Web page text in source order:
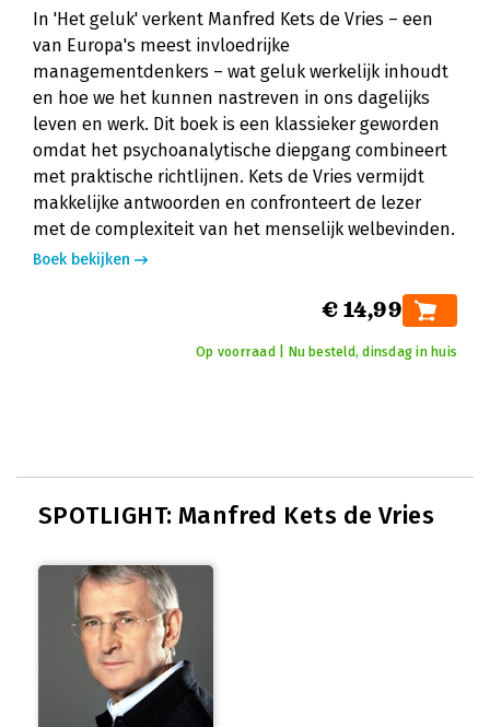
In 'Het geluk' verkent Manfred Kets de Vries – een
van Europa's meest invloedrijke
managementdenkers – wat geluk werkelijk inhoudt
en hoe we het kunnen nastreven in ons dagelijks
leven en werk. Dit boek is een klassieker geworden
omdat het psychoanalytische diepgang combineert
met praktische richtlijnen. Kets de Vries vermijdt
makkelijke antwoorden en confronteert de lezer
met de complexiteit van het menselijk welbevinden.
Boek bekijken
€ 14,99
Op voorraad | Nu besteld, dinsdag in huis
SPOTLIGHT: Manfred Kets de Vries